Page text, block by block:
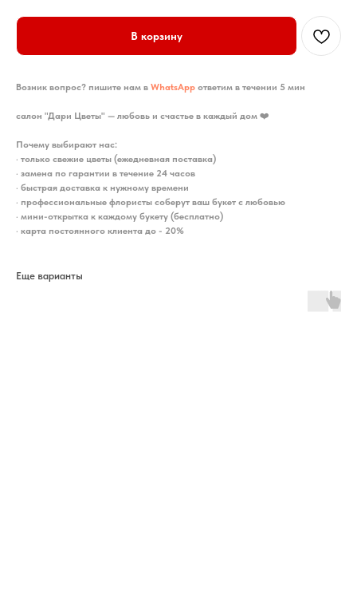
В корзину
Возник вопрос? пишите нам в WhatsApp ответим в течении 5 мин
салон "Дари Цветы" — любовь и счастье в каждый дом ❤️
Почему выбирают нас:
• только свежие цветы (ежедневная поставка)
• замена по гарантии в течение 24 часов
• быстрая доставка к нужному времени
• профессиональные флористы соберут ваш букет с любовью
• мини-открытка к каждому букету (бесплатно)
• карта постоянного клиента до - 20%
Еще варианты